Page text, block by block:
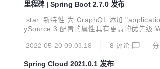
里程碑 | Spring Boot 2.7.0 发布
:star: 新特性 为 GraphQL 添加
ySource 3 配置的属性具有更高的优先级
2022-05-20 09:03:18
8 评论
Spring Cloud 2021.0.1 发布